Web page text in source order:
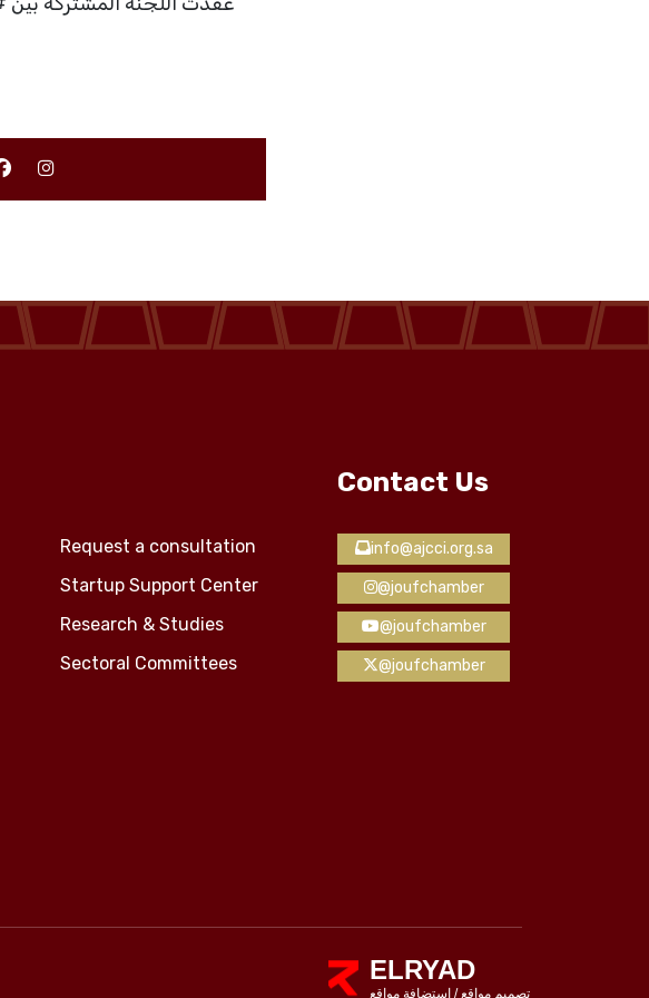
Request a consultation
Startup Support Center
Research & Studies
Sectoral Committees
Contact Us
info@ajcci.org.sa
@joufchamber
@joufchamber
@joufchamber
ELRYAD
تصميم مواقع/ استضافة مواقع